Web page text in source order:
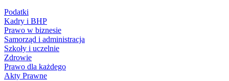
Podatki
Kadry i BHP
Prawo w biznesie
Samorząd i administracja
Szkoły i uczelnie
Zdrowie
Prawo dla każdego
Akty Prawne